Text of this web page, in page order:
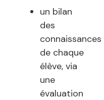
un bilan
des
connaissances
de chaque
élève, via
une
évaluation